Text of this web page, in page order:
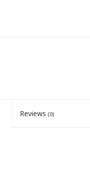
Reviews(0)